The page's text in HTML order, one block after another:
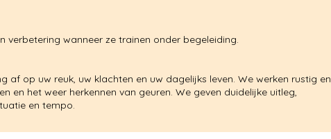
verbetering wanneer ze trainen onder begeleiding.
af op uw reuk, uw klachten en uw dagelijks leven. We werken rustig en
en het weer herkennen van geuren. We geven duidelijke uitleg,
en tempo.